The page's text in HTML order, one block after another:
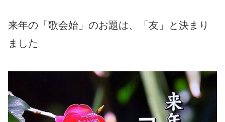
来年の「歌会始」のお題は、「友」と決まり
ました